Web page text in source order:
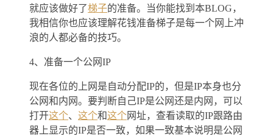
就应该做好了梯子的准备。当你能找到本BLOG，
我相信你也应该理解花钱准备梯子是每一个网上冲
浪的人都必备的技巧。
4、准备一个公网IP
现在各位的上网是自动分配IP的，但是IP本身也分
公网和内网。要判断自己IP是公网还是内网，可以
打开这个、 这个和这个网址，查看读取的IP跟路由
器上显示的IP是否一致，如果一致基本说明是公网